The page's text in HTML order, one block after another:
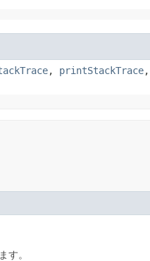
, printStackTrace,
す。